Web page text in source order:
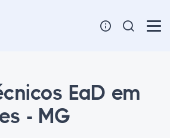
EaD em
- MG